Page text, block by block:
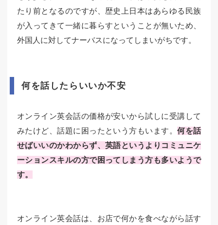
たり前となるのですが、歴史上日本はあらゆる民族
が入ってきて一緒に暮らすということが無いため、
外国人に対してナーバスになってしまいがちです。
何を話したらいいか不安
オンライン英会話の価格が安いから試しに受講して
みたけど、話題に困ったという方もいます。何を話
せばいいのかわからず、英語というよりコミュニケ
ーションスキルの方で困ってしまう方も多いようで
す。
オンライン英会話は、お店で何かを食べながら話す